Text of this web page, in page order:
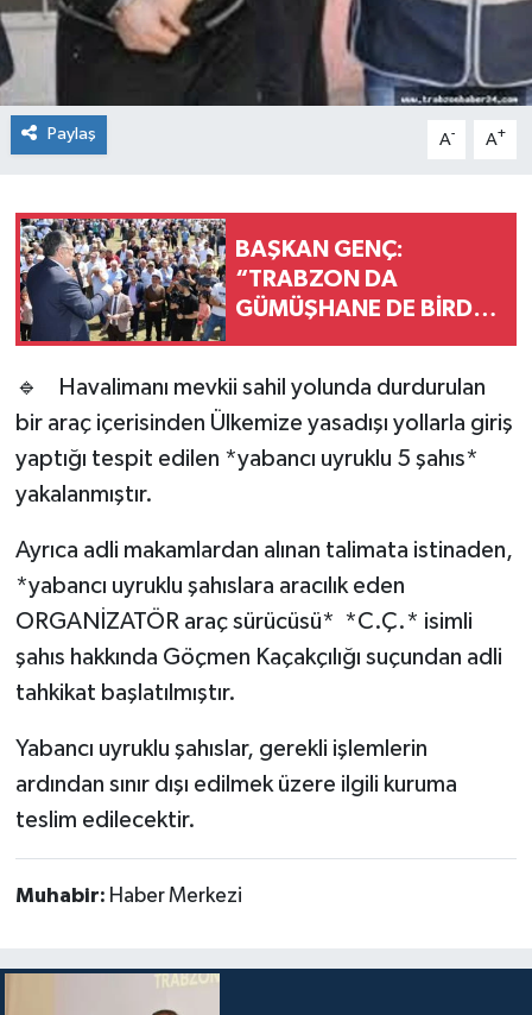
Paylaş A- A+
BAŞKAN GENÇ:
“TRABZON DA
GÜMÜŞHANE DE BİRDİR,
🔹 Havalimanı mevkii sahil yolunda durdurulan
bir araç içerisinden Ülkemize yasadışı yollarla giriş
yaptığı tespit edilen *yabancı uyruklu 5 şahıs*
yakalanmıştır.
Ayrıca adli makamlardan alınan talimata istinaden,
*yabancı uyruklu şahıslara aracılık eden
ORGANİZATÖR araç sürücüsü* *C.Ç.* isimli
şahıs hakkında Göçmen Kaçakçılığı suçundan adli
tahkikat başlatılmıştır.
Yabancı uyruklu şahıslar, gerekli işlemlerin
ardından sınır dışı edilmek üzere ilgili kuruma
teslim edilecektir.
Muhabir: Haber Merkezi